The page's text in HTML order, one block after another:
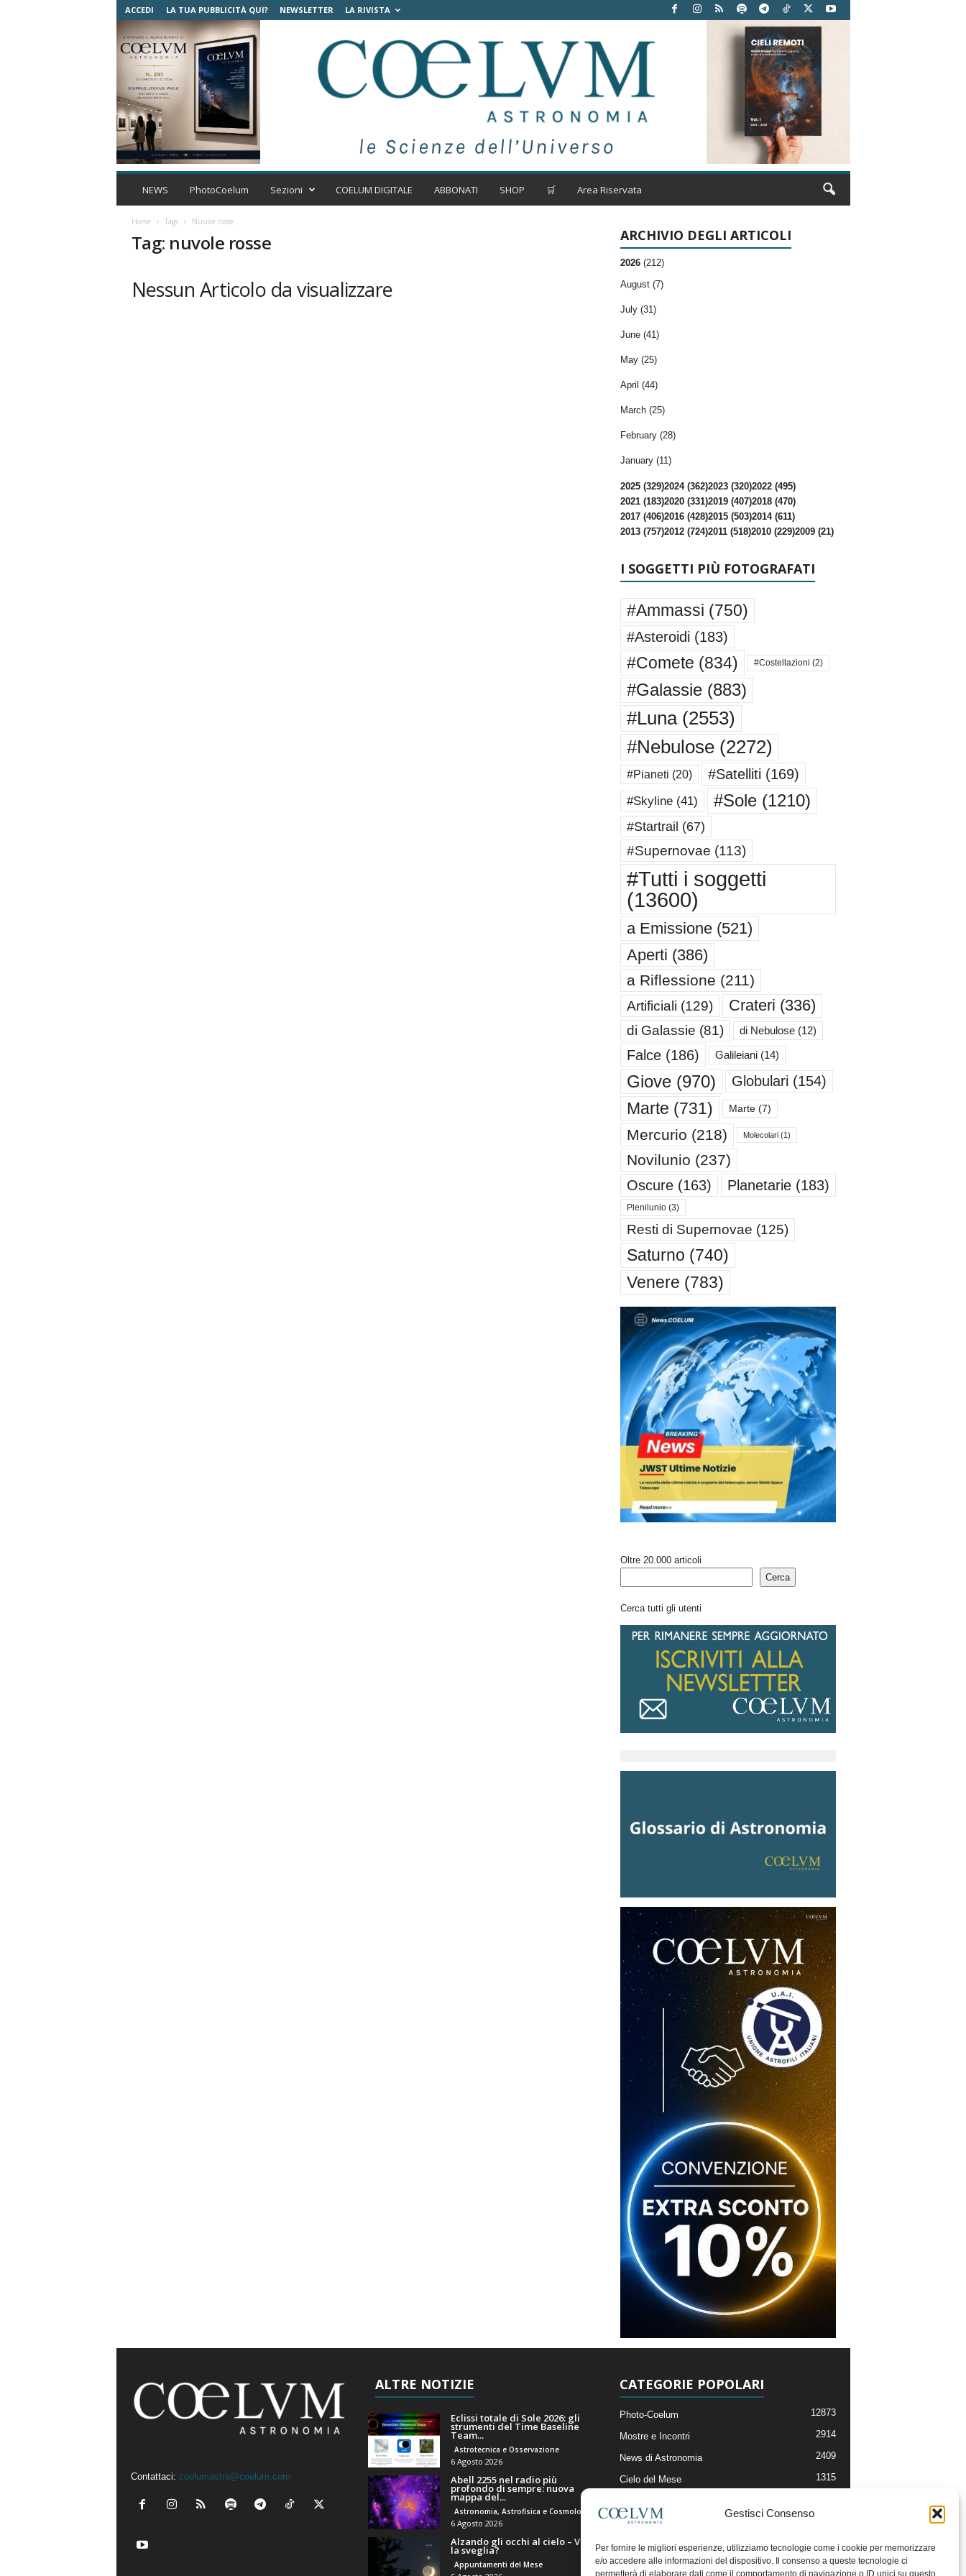
Gestisci Consenso
Per fornire le migliori esperienze, utilizziamo tecnologie come i cookie per memorizzare
e/o accedere alle informazioni del dispositivo. Il consenso a queste tecnologie ci
permetterà di elaborare dati come il comportamento di navigazione o ID unici su questo
ACCEDI LA TUA PUBBLICITÀ QUI? NEWSLETTER LA RIVISTA
C
m
t
NEWS PhotoCoelum Sezioni COELUM DIGITALE ABBONATI SHOP 🛒 Area Riservata
Home Tags Nuvole rosse
Tag: nuvole rosse
Nessun Articolo da visualizzare
ARCHIVIO DEGLI ARTICOLI
2026 (212)
August (7)
July (31)
June (41)
May (25)
April (44)
March (25)
February (28)
January (11)
2025 (329)2024 (362)2023 (320)2022 (495)
2021 (183)2020 (331)2019 (407)2018 (470)
2017 (406)2016 (428)2015 (503)2014 (611)
2013 (757)2012 (724)2011 (518)2010 (229)2009 (21)
I SOGGETTI PIÙ FOTOGRAFATI
#Ammassi (750)
#Asteroidi (183)
#Comete (834) #Costellazioni (2)
#Galassie(883)
#Luna(2553)
#Nebulose(2272)
#Pianeti (20) #Satelliti (169)
#Skyline(41) #Sole(1210)
#Startrail (67)
#Supernovae (113)
#Tutti i soggetti
(13600)
a Emissione(521)
Aperti (386)
a Riflessione (211)
Artificiali (129) Crateri (336)
di Galassie (81) di Nebulose(12)
Falce(186) Galileiani(14)
Giove(970) Globulari (154)
Marte (731) Marte(7)
Mercurio (218) Molecolari(1)
Novilunio (237)
Oscure(163) Planetarie(183)
Plenilunio(3)
Resti di Supernovae (125)
Saturno (740)
Venere (783)
Oltre 20.000 articoli
Cerca
Cerca tutti gli utenti
Contattaci: coelumastro@coelum.com
ALTRE NOTIZIE
Eclissi totale di Sole 2026: gli
strumenti del Time Baseline
Team...
Astrotecnica e Osservazione
6 Agosto 2026
Abell 2255 nel radio più
profondo di sempre: nuova
mappa del...
Astronomia, Astrofisica e Cosmologia
6 Agosto 2026
Alzando gli occhi al cielo – Vale
la sveglia?
Appuntamenti del Mese
CATEGORIE POPOLARI
Photo-Coelum 12873
Mostre e Incontri 2914
News di Astronomia 2409
Cielo del Mese 1315
Articoli e Risorse On-Line
Il Blog della Redazione